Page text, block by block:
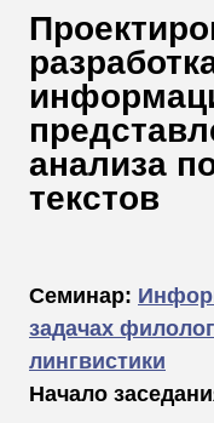
Т
анализа
текстов
Семинар:
задачах
лингвистики
Начало